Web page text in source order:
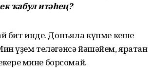
ҡабул итәһең?
бит инде. Донъяла күпме кеше
үҙем теләгәнсә йәшәйем, яратҡан
мине борсомай.